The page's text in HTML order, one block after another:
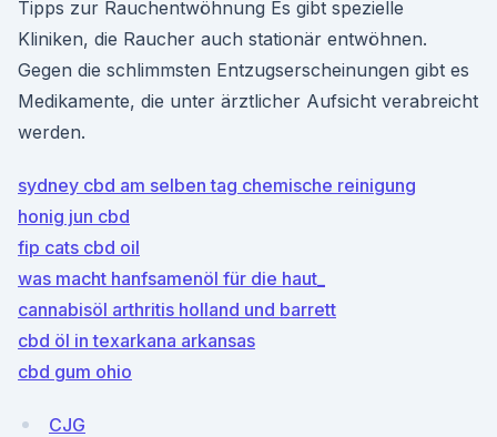
Tipps zur Rauchentwöhnung Es gibt spezielle
Kliniken, die Raucher auch stationär entwöhnen.
Gegen die schlimmsten Entzugserscheinungen gibt es
Medikamente, die unter ärztlicher Aufsicht verabreicht
werden.
sydney cbd am selben tag chemische reinigung
honig jun cbd
fip cats cbd oil
was macht hanfsamenöl für die haut_
cannabisöl arthritis holland und barrett
cbd öl in texarkana arkansas
cbd gum ohio
CJG